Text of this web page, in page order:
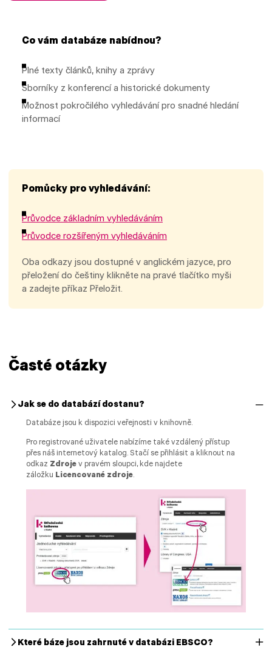
Co vám databáze nabídnou?
Plné texty článků, knihy a zprávy
Sborníky z konferencí a historické dokumenty
Možnost pokročilého vyhledávání pro snadné hledání
informací
Pomůcky pro vyhledávání:
Průvodce základním vyhledáváním
Průvodce rozšířeným vyhledáváním
Oba odkazy jsou dostupné v anglickém jazyce, pro
přeložení do češtiny klikněte na pravé tlačítko myši
a zadejte příkaz Přeložit.
Časté otázky
Jak se do databází dostanu?
Databáze jsou k dispozici veřejnosti v knihovně.
Pro registrované uživatele nabízíme také vzdálený přístup
přes náš internetový katalog. Stačí se přihlásit a kliknout na
odkaz Zdroje v pravém sloupci, kde najdete
záložku Licencované zdroje.
Které báze jsou zahrnuté v databázi EBSCO?